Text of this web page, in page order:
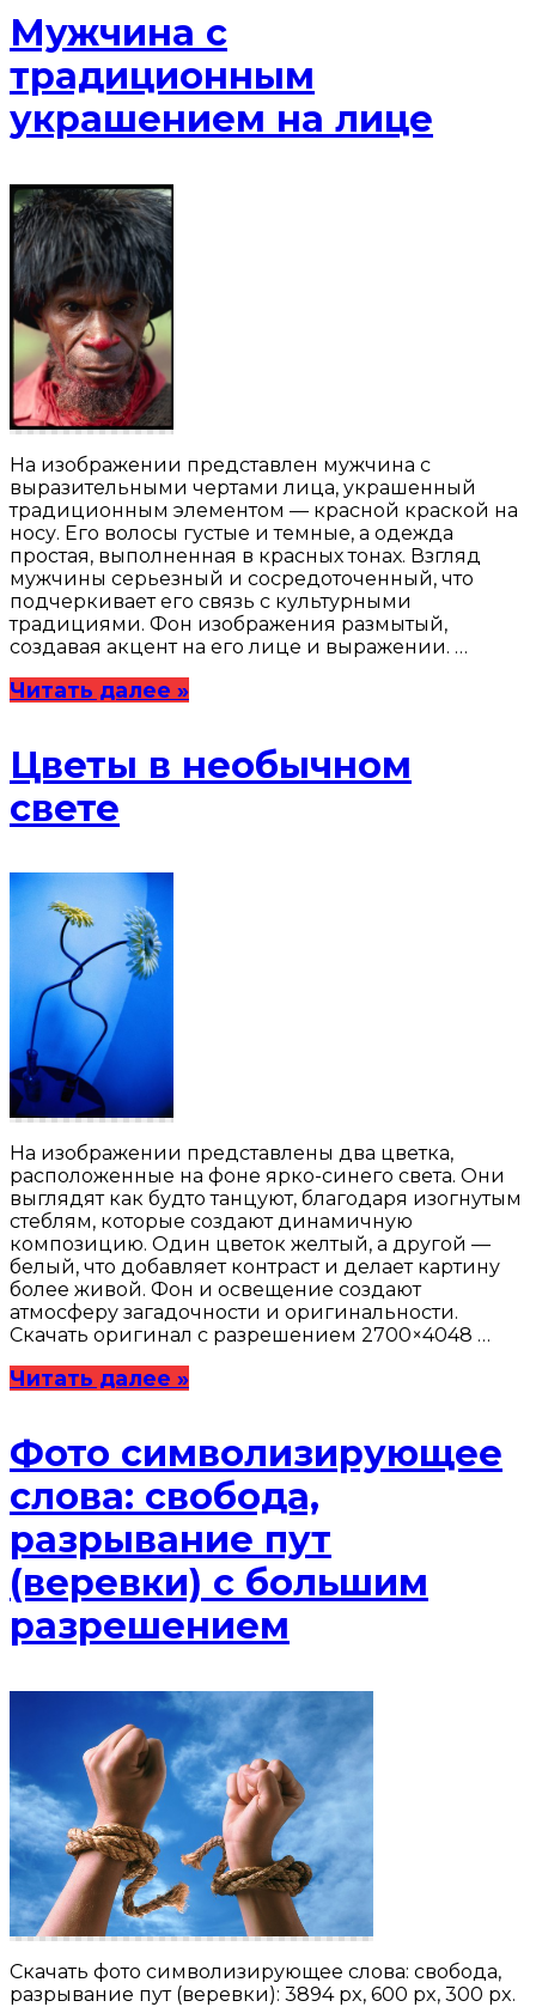
Мужчина с
традиционным
украшением на лице
На изображении представлен мужчина с
выразительными чертами лица, украшенный
традиционным элементом — красной краской на
носу. Его волосы густые и темные, а одежда
простая, выполненная в красных тонах. Взгляд
мужчины серьезный и сосредоточенный, что
подчеркивает его связь с культурными
традициями. Фон изображения размытый,
создавая акцент на его лице и выражении. …
Читать далее »
Цветы в необычном
свете
На изображении представлены два цветка,
расположенные на фоне ярко-синего света. Они
выглядят как будто танцуют, благодаря изогнутым
стеблям, которые создают динамичную
композицию. Один цветок желтый, а другой —
белый, что добавляет контраст и делает картину
более живой. Фон и освещение создают
атмосферу загадочности и оригинальности.
Скачать оригинал с разрешением 2700×4048 …
Читать далее »
Фото символизирующее
слова: свобода,
разрывание пут
(веревки) с большим
разрешением
Скачать фото символизирующее слова: свобода,
разрывание пут (веревки): 3894 px, 600 px, 300 px.